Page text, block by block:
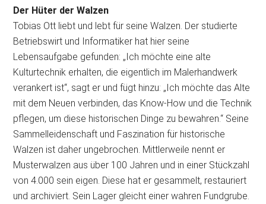
Der Hüter der Walzen
Tobias Ott liebt und lebt für seine Walzen. Der studierte
Betriebswirt und Informatiker hat hier seine
Lebensaufgabe gefunden: „Ich möchte eine alte
Kulturtechnik erhalten, die eigentlich im Malerhandwerk
verankert ist“, sagt er und fügt hinzu: „Ich möchte das Alte
mit dem Neuen verbinden, das Know-How und die Technik
pflegen, um diese historischen Dinge zu bewahren.“ Seine
Sammelleidenschaft und Faszination für historische
Walzen ist daher ungebrochen. Mittlerweile nennt er
Musterwalzen aus über 100 Jahren und in einer Stückzahl
von 4.000 sein eigen. Diese hat er gesammelt, restauriert
und archiviert. Sein Lager gleicht einer wahren Fundgrube.